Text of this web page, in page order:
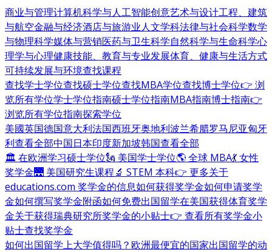
商业与管理计算机科学与人工智能创意艺术与设计工程、建筑
与航空金融与经济酒店与旅游业人文学科法律与社会科学数学
与物理科学媒体与营销医药与卫生科学自然科学与生命科学心
理学与心理健康技能、教育与专业发展体育、健康与生活方式
可持续发展与环境查找课程
查找学士学位查找硕士学位查找MBA学位查找博士学位👉 浏
览所有学位学士学位指南硕士学位指南MBA指南博士指南👉
浏览所有学位指南探索学位
美國英国德国意大利法国西班牙奥地利波兰希腊罗马尼亚匈牙
利查看全部中国日本印度新加坡韩国查看全部
🏛 在欧洲学习硕士学位🗽 美国学士学位🌎 全球 MBA💃 女性
奖学金🌉 美国研究生课程🔬 STEM 本科👉 更多关于
educations.com 奖学金的信息如何获得奖学金如何申请奖学
金如何撰写奖学金附函如何免费出国留学在美国获得体育奖学
金关于获得瑞典研究所奖学金的小贴士👉 查看所有奖学金小
贴士查找奖学金
如何出国留学上大学值得吗？ 欧洲最便宜的国家出国留学的动